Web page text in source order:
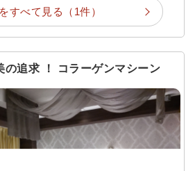
すべて見る（1件）
の追求 ！ コラーゲンマシーン